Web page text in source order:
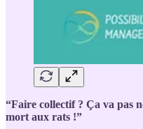
“Faire collectif ? Ça va pas
mort aux rats !”